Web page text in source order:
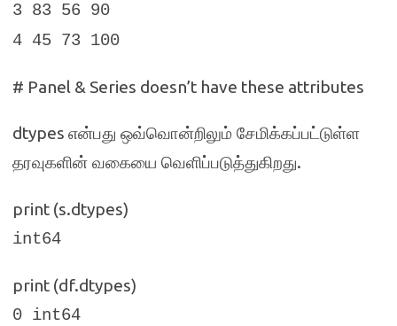
3 83 56 90
4 45 73 100
# Panel & Series doesn’t have these attributes
dtypes என்பது ஒவ்வொன்றிலும் சேமிக்கப்பட்டுள்ள
தரவுகளின் வகையை வெளிப்படுத்துகிறது.
print (s.dtypes)
int64
print (df.dtypes)
0 int64